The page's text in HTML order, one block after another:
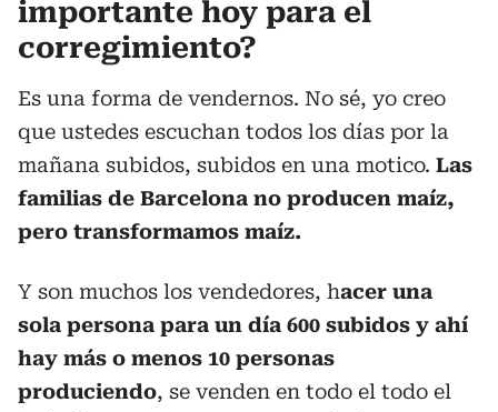
importante hoy para el
corregimiento?
Es una forma de vendernos. No sé, yo creo
que ustedes escuchan todos los días por la
mañana subidos, subidos en una motico. Las
familias de Barcelona no producen maíz,
pero transformamos maíz.
Y son muchos los vendedores, hacer una
sola persona para un día 600 subidos y ahí
hay más o menos 10 personas
produciendo, se venden en todo el todo el